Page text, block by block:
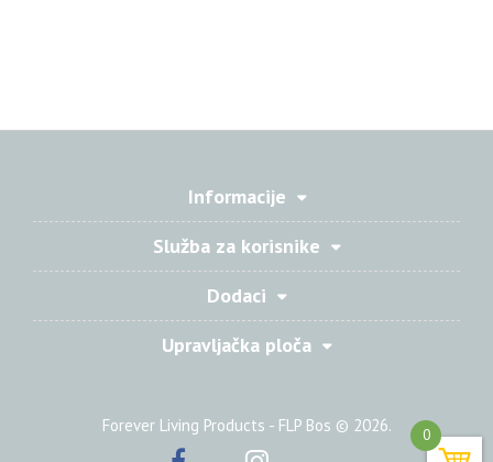
Informacije
Služba za korisnike
Dodaci
Upravljačka ploča
Forever Living Products - FLP Bos © 2026. 0